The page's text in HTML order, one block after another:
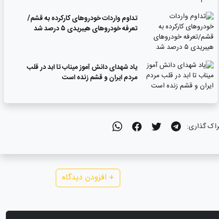
تداوم واردات خودروهای کارکرده به قشم/
تعرفه خودروهای هیبریدی ۵ درصد شد
یاد شهدای دانش آموز میناب تا ابد در قلب
مردم ایران و قشم زنده است
گذاری:
+ افزودن دیدگاه